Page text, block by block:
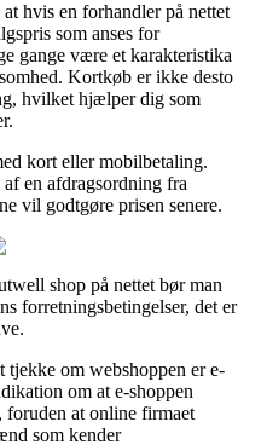
hvis en forhandler på nettet
som anses for
gange være et karakteristika
Kortkøb er ikke desto
hvilket hjælper dig som
kort eller mobilbetaling.
en afdragsordning fra
vil godtgøre prisen senere.
shop på nettet bør man
forretningsbetingelser, det er
om webshoppen er e-
om at e-shoppen
foruden at online firmaet
som kender